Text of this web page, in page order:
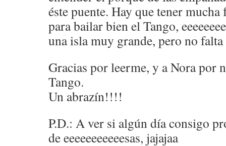
éste puente. Hay que tener
para bailar bien el Tango,
una isla muy grande, pero no falta
Gracias por leerme, y a Nora por
Tango.
Un abrazín!!!!
P.D.: A ver si algún día consigo
de eeeeeeeeeeesas, jajajaa